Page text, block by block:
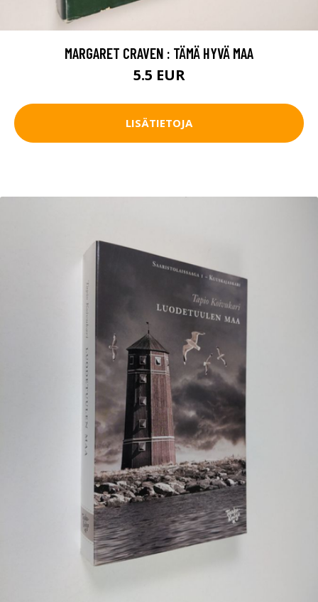
MARGARET CRAVEN : TÄMÄ HYVÄ MAA
5.5 EUR
LISÄTIETOJA